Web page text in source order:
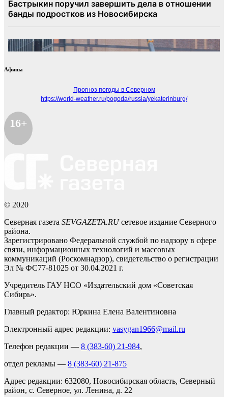
Афиша
Прогноз погоды в Северном
https://world-weather.ru/pogoda/russia/yekaterinburg/
16+
© 2020
Северная газета SEVGAZETA.RUсетевое издание Северного
района.
Зарегистрировано Федеральной службой по надзору в сфере
связи, информационных технологий и массовых
коммуникаций (Роскомнадзор), свидетельство о регистрации
Эл № ФС77-81025 от 30.04.2021 г.
Учредитель ГАУ НСО «Издательский дом «Советская
Сибирь».
Главный редактор: Юркина Елена Валентиновна
Электронный адрес редакции: vasygan1966@mail.ru
Телефон редакции — 8 (383-60) 21-984,
отдел рекламы — 8 (383-60) 21-875
Адрес редакции: 632080, Новосибирская область, Северный
район, с. Северное, ул. Ленина, д. 22